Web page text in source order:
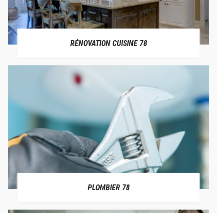
RÉNOVATION CUISINE 78
PLOMBIER 78